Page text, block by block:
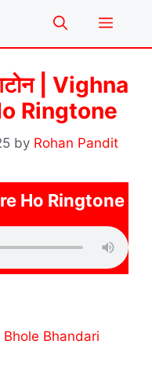
Menu
| Vighna
Ringtone
by Rohan Pandit
Ho Ringtone
| Bhole Bhandari